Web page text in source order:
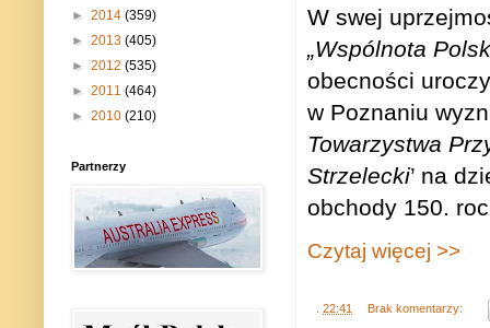
W swej
„Wspólnota
obecności
w Poznaniu
Towarzystwa
Strzelecki’ na
obchody 150.
Czytaj więcej >>
22:41 Brak komentarzy:
► 2014 (359)
► 2013 (405)
► 2012 (535)
► 2011 (464)
► 2010 (210)
Partnerzy